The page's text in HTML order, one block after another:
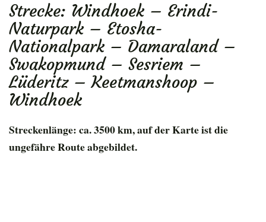
Strecke: Windhoek – Erindi-
Naturpark – Etosha-
Nationalpark – Damaraland –
Swakopmund – Sesriem –
Lüderitz – Keetmanshoop –
Windhoek
Streckenlänge: ca. 3500 km, auf der Karte ist die
ungefähre Route abgebildet.